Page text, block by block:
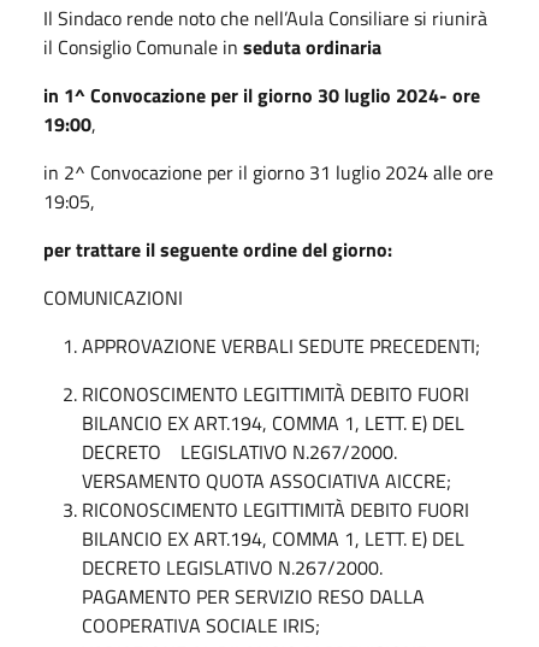
Il Sindaco rende noto che nell’Aula Consiliare si riunirà
il Consiglio Comunale in seduta ordinaria
in 1^ Convocazione per il giorno 30 luglio 2024- ore
19:00,
in 2^ Convocazione per il giorno 31 luglio 2024 alle ore
19:05,
per trattare il seguente ordine del giorno:
COMUNICAZIONI
APPROVAZIONE VERBALI SEDUTE PRECEDENTI;
RICONOSCIMENTO LEGITTIMITÀ DEBITO FUORI
BILANCIO EX ART.194, COMMA 1, LETT. E) DEL
DECRETO LEGISLATIVO N.267/2000.
VERSAMENTO QUOTA ASSOCIATIVA AICCRE;
RICONOSCIMENTO LEGITTIMITÀ DEBITO FUORI
BILANCIO EX ART.194, COMMA 1, LETT. E) DEL
DECRETO LEGISLATIVO N.267/2000.
PAGAMENTO PER SERVIZIO RESO DALLA
COOPERATIVA SOCIALE IRIS;